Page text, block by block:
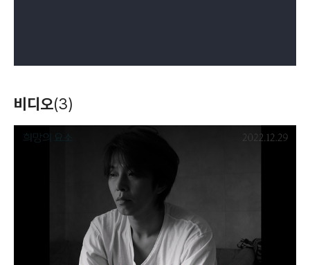
비디오(3)